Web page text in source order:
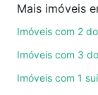
Como escolher
Use barra de
também pode
Mais imóveis
Imóveis com 2
Imóveis com 3
Imóveis com 1